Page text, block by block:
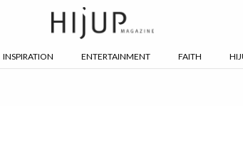
INSPIRATION ENTERTAINMENT FAITH